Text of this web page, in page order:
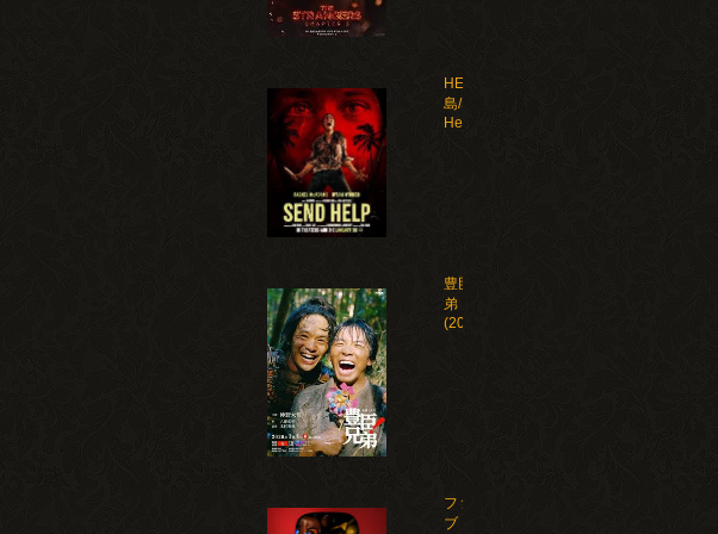
HELP 復讐
島/Send
Help(2026)
豊臣兄
弟！
(2026)
ファイ
ブ・ナ